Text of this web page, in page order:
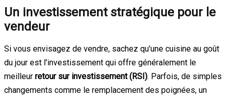
Un investissement stratégique pour le
vendeur
Si vous envisagez de vendre, sachez qu'une cuisine au goût
du jour est l'investissement qui offre généralement le
meilleur retour sur investissement (RSI). Parfois, de simples
changements comme le remplacement des poignées, un